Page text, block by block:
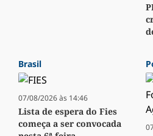
Brasil
07/08/2026 às 14:46
Lista de espera do Fies
começa a ser convocada